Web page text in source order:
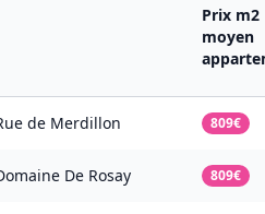
Prix m2
moyen
de Merdillon 809€
De Rosay 809€